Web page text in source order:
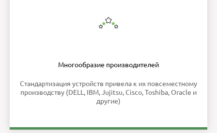
Многообразие производителей
Стандартизация устройств привела к их повсеместному
производству (DELL, IBM, Jujitsu, Cisco, Toshiba, Oracle и
другие)